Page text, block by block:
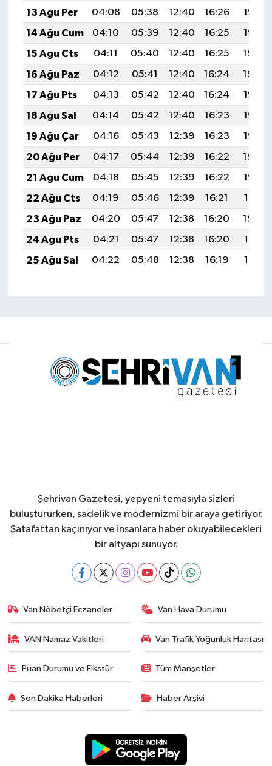
13 Ağu Per
04:08 05:38 12:40 16:26
19:33
14 Ağu Cum
04:10 05:39 12:40 16:25
19:32
15 Ağu Cts
04:11 05:40 12:40 16:25
19:30
16 Ağu Paz
04:12 05:41 12:40 16:24
19:29
17 Ağu Pts
04:13 05:42 12:40 16:24
19:28
18 Ağu Sal
04:14 05:42 12:40 16:23
19:27
19 Ağu Çar
04:16 05:43 12:39 16:23
19:25
20 Ağu Per
04:17 05:44 12:39 16:22
19:24
21 Ağu Cum
04:18 05:45 12:39 16:22
19:23
22 Ağu Cts
04:19 05:46 12:39 16:21
19:21
23 Ağu Paz
04:20 05:47 12:38 16:20
19:20
24 Ağu Pts
04:21 05:47 12:38 16:20
19:19
25 Ağu Sal
04:22 05:48 12:38 16:19 19:17
Şehrivan Gazetesi, yepyeni temasıyla sizleri
buluştururken, sadelik ve modernizmi bir araya getiriyor.
Şatafattan kaçınıyor ve insanlara haber okuyabilecekleri
bir altyapı sunuyor.
Van Nöbetçi Eczaneler Van Hava Durumu
VAN Namaz Vakitleri Van Trafik Yoğunluk Haritası
Puan Durumu ve Fikstür Tüm Manşetler
Son Dakika Haberleri Haber Arşivi